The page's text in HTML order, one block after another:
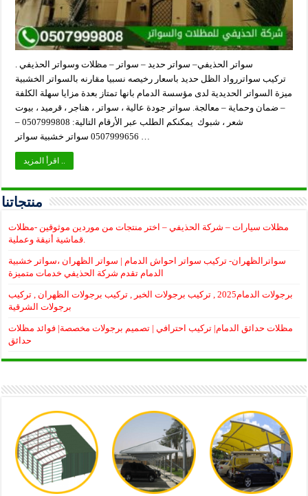
سواتر الحذيفي– سواتر حديد – سواتر – مظلات وسواتر الحذيفي .
تركيب سواتررواد الظل حديد باسعار رخيصه نسبيا مقارنه بالسواتر الخشبية
ميزة السواتر الحديدية لدى مؤسسة الدمام بانها تمتاز بعدة مزايا سهلة الكلفة
– ضمان وحماية – معالجة. سواتر جودة عالية ، سواتر ، هناجر ، قرميد ، بيوت
شعر ، شبوك يمكنكم الطلب عبر الأرقام التالية: 0507999808 –
0507999656 سواتر خشبية سواتر …
اقرأ المزيد ..
منتجاتنا
مظلات سيارات – شركة الحذيفي – اختر منتجات من موردين موثوقين -مظلات
قماشية أنيقة وعملية.
سواترالظهران- تركيب سواتر احواش الدمام | سواتر الظهران ،سواتر خشبية
الدمام تقدم شركة الحذيفي خدمات متميزة
برجولات الدمام2025 , تركيب برجولات الخبر , تركيب برجولات الظهران , تركيب
برجولات الشرقية
مظلات حدائق الدمام| تركيب احترافي | تصميم برجولات مخصصة| فوائد مظلات
حدائق